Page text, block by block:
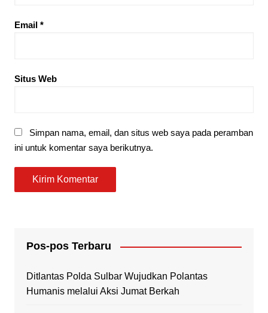
Email *
Situs Web
Simpan nama, email, dan situs web saya pada peramban
ini untuk komentar saya berikutnya.
Pos-pos Terbaru
Ditlantas Polda Sulbar Wujudkan Polantas
Humanis melalui Aksi Jumat Berkah